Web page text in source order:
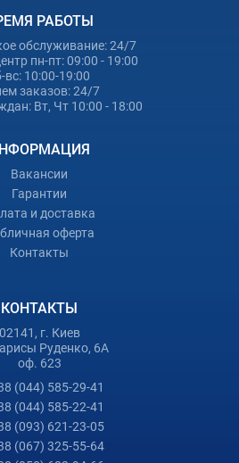
РАБОТЫ
обслуживание: 24/7
пн-пт: 09:00 - 19:00
вс: 10:00-19:00
заказов: 24/7
Вт, Чт 10:00 - 18:00
Вакансии
Гарантии
и доставка
оферта
Контакты
КОНТАКТЫ
02141, г. Киев
Руденко, 6А
оф. 623
(044) 585-29-41
(044) 585-22-41
(093) 621-23-05
(067) 325-55-64